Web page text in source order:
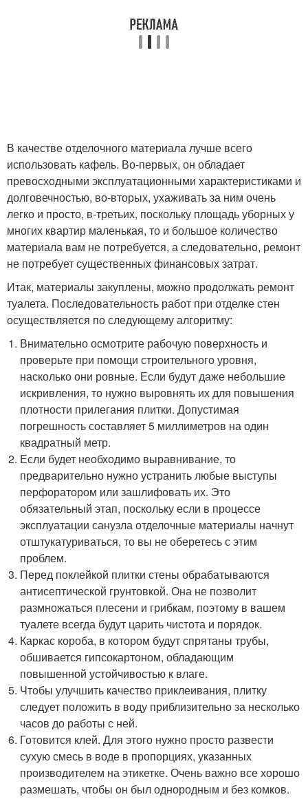
В качестве отделочного материала лучше всего
использовать кафель. Во-первых, он обладает
превосходными эксплуатационными характеристиками и
долговечностью, во-вторых, ухаживать за ним очень
легко и просто, в-третьих, поскольку площадь уборных у
многих квартир маленькая, то и большое количество
материала вам не потребуется, а следовательно, ремонт
не потребует существенных финансовых затрат.
Итак, материалы закуплены, можно продолжать ремонт
туалета. Последовательность работ при отделке стен
осуществляется по следующему алгоритму:
Внимательно осмотрите рабочую поверхность и
проверьте при помощи строительного уровня,
насколько они ровные. Если будут даже небольшие
искривления, то нужно выровнять их для повышения
плотности прилегания плитки. Допустимая
погрешность составляет 5 миллиметров на один
квадратный метр.
Если будет необходимо выравнивание, то
предварительно нужно устранить любые выступы
перфоратором или зашлифовать их. Это
обязательный этап, поскольку если в процессе
эксплуатации санузла отделочные материалы начнут
отштукатуриваться, то вы не оберетесь с этим
проблем.
Перед поклейкой плитки стены обрабатываются
антисептической грунтовкой. Она не позволит
размножаться плесени и грибкам, поэтому в вашем
туалете всегда будут царить чистота и порядок.
Каркас короба, в котором будут спрятаны трубы,
обшивается гипсокартоном, обладающим
повышенной устойчивостью к влаге.
Чтобы улучшить качество приклеивания, плитку
следует положить в воду приблизительно за несколько
часов до работы с ней.
Готовится клей. Для этого нужно просто развести
сухую смесь в воде в пропорциях, указанных
производителем на этикетке. Очень важно все хорошо
размешать, чтобы он был однородным и без комков.